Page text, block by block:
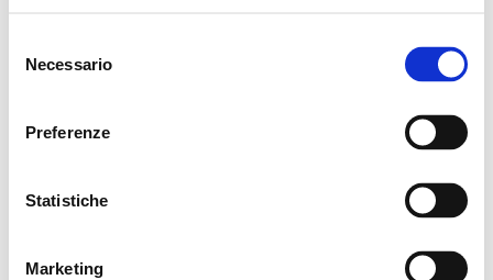
delNecessario
Preferenze
Statistiche
Marketing